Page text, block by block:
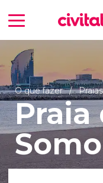
O que fazer Praias
Praia